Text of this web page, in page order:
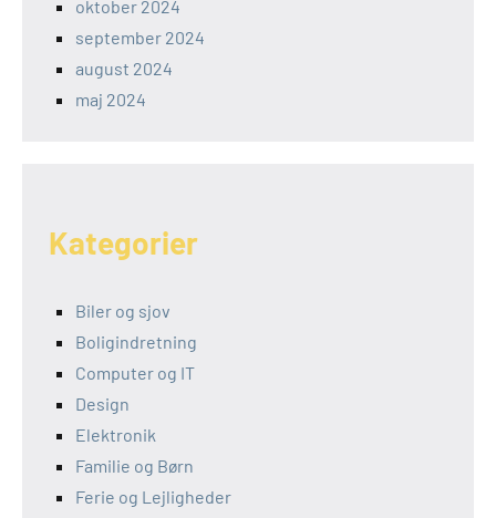
oktober 2024
september 2024
august 2024
maj 2024
Kategorier
Biler og sjov
Boligindretning
Computer og IT
Design
Elektronik
Familie og Børn
Ferie og Lejligheder